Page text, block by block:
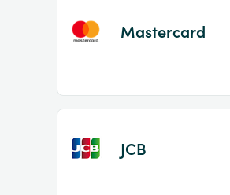
Mastercard
JCB